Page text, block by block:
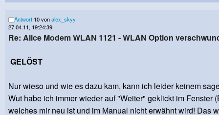
Antwort 10 vonalex_skyy
27.04.11, 19:24:39
Re: Alice Modem WLAN 1121 - WLAN Option
GELÖST
Nur wieso und wie es dazu kam, kann ich leider keinem
Wut habe ich immer wieder auf "Weiter" geklickt im Fenster
welches mir neu ist und im Manual nicht erwähnt wird! Das